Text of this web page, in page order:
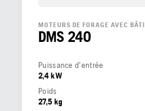
MOTEURS DE FORAGE AVEC BÂTI
DMS 240
Puissance d'entrée
2,4 kW
Poids
27,5 kg